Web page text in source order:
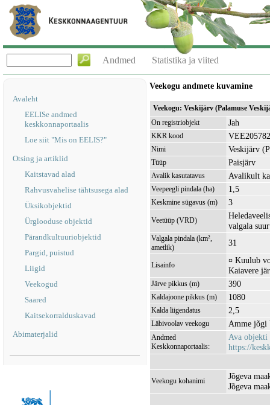
Andmed Statistika ja viited
Avaleht
EELISe andmed
keskkonnaportaalis
Loe siit "Mis on EELIS?"
Otsing ja artiklid
Kaitstavad alad
Rahvusvahelise tähtsusega alad
Üksikobjektid
Ürglooduse objektid
Pärandkultuuriobjektid
Pargid, puistud
Liigid
Veekogud
Saared
Kaitsekorralduskavad
Abimaterjalid
Veekogu andmete kuvamine
Veekogu: Veskijärv (Palamuse
On registriobjekt
Jah
KKR kood
Nimi Veskijärv
Tüüp Paisjärv
Avalik kasutatavus Avalikult
Veepeegli pindala (ha) 1,5
Keskmine sügavus (m) 3
Veetüüp (VRD)
valgala
Valgala pindala (km²,
ametlik)
31
Lisainfo
¤ Kuulub
Kaiavere
Järve pikkus (m) 390
Kaldajoone pikkus (m) 1080
Kalda liigendatus 2,5
Läbivoolav veekogu Amme jõgi
Andmed
Keskkonnaportaalis:
Ava objekti
https://
Veekogu kohanimi
Jõgeva
Jõgeva